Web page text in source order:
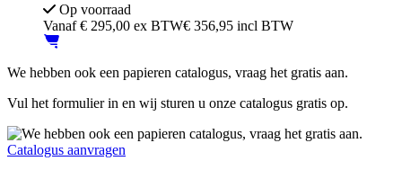
Op voorraad
Vanaf€ 295,00 ex BTW€ 356,95 incl BTW
We hebben ook een papieren catalogus, vraag het gratis aan.
Vul het formulier in en wij sturen u onze catalogus gratis op.
Catalogus aanvragen